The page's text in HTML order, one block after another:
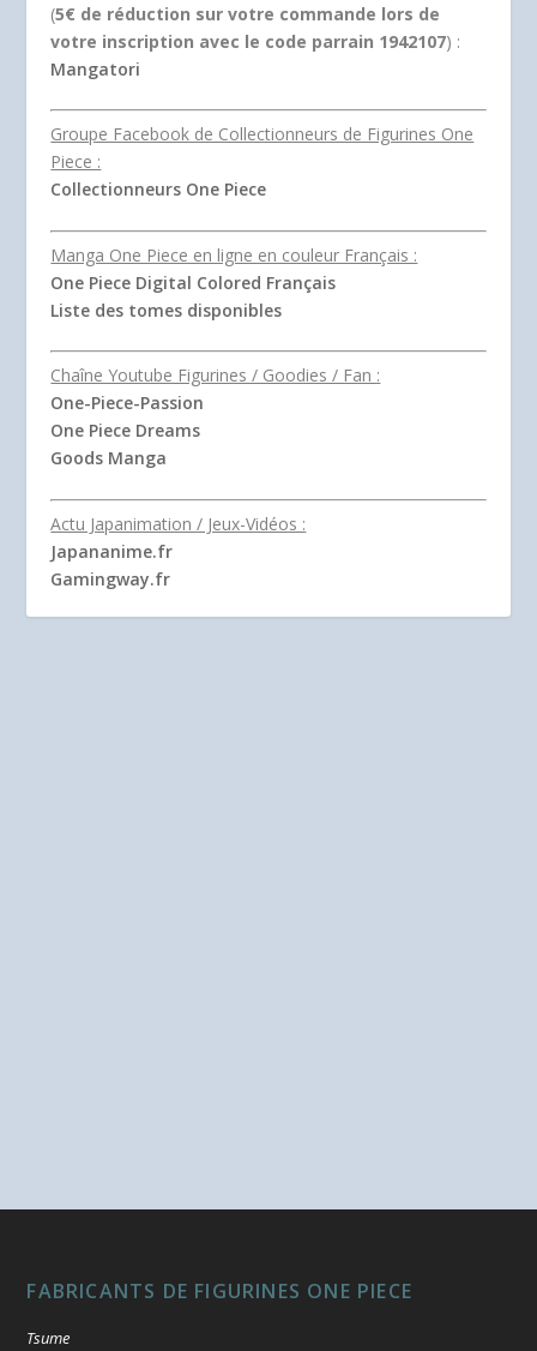
(5€ de réduction sur votre commande lors de
votre inscription avec le code parrain 1942107) :
Mangatori
Groupe Facebook de Collectionneurs de Figurines One
Piece :
Collectionneurs One Piece
Manga One Piece en ligne en couleur Français :
One Piece Digital Colored Français
Liste des tomes disponibles
Chaîne Youtube Figurines / Goodies / Fan :
One-Piece-Passion
One Piece Dreams
Goods Manga
Actu Japanimation / Jeux-Vidéos :
Japananime.fr
Gamingway.fr
FABRICANTS DE FIGURINES ONE PIECE
Tsume